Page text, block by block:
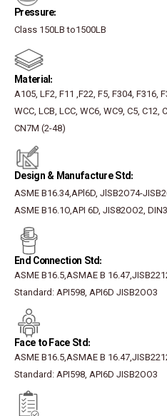
:Pressure
Class 150LB to1500LB
:Material
A105, LF2, F11 ,F22, F5, F304, F316,
WCC, LCB, LCC, WC6, WC9, C5, C12,
CN7M (2-48)
:Design & Manufacture Std
ASME B16.34,APl6D, JlSB2O74-
ASME B16.1O,API 6D, JIS82OO2,
:End Connection Std
ASME B16.5,ASMAE B
Standard: API598, API6D JISB2OO3
:Face to Face Std
ASME B16.5,ASMAE B
Standard: API598, API6D JISB2OO3